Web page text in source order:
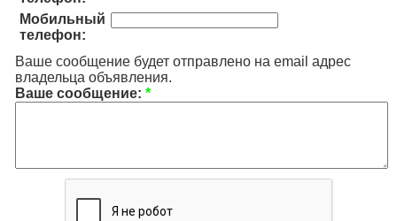
Мобильный
телефон:
Ваше сообщение будет отправлено на email адрес
владельца объявления.
Ваше сообщение: *